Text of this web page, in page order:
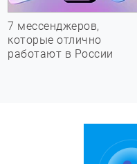
7 мессенджеров,
которые отлично
работают в России